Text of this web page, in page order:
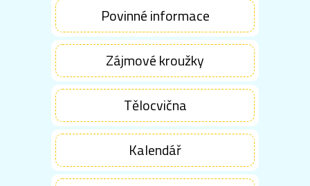
Povinné informace
Zájmové kroužky
Tělocvična
Kalendář